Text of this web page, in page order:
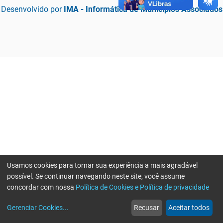
Desenvolvido por IMA - Informática de Municípios Associados
web
Notícias
more_horiz
Mais
Usamos cookies para tornar sua experiência a mais agradável
possível. Se continuar navegando neste site, você assume
concordar com nossa Política de Cookies e Política de privacidade
Gerenciar Cookies... Recusar Aceitar todos
Erro ao enviar informações, por favor tente novamente